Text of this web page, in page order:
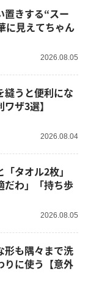
置きする“スー
に見えてちゃん
2026.08.05
縫うと便利にな
ザ3選】
2026.08.04
タオル2枚」
わ」「持ち歩
2026.08.05
形も隅々まで洗
りに使う【意外